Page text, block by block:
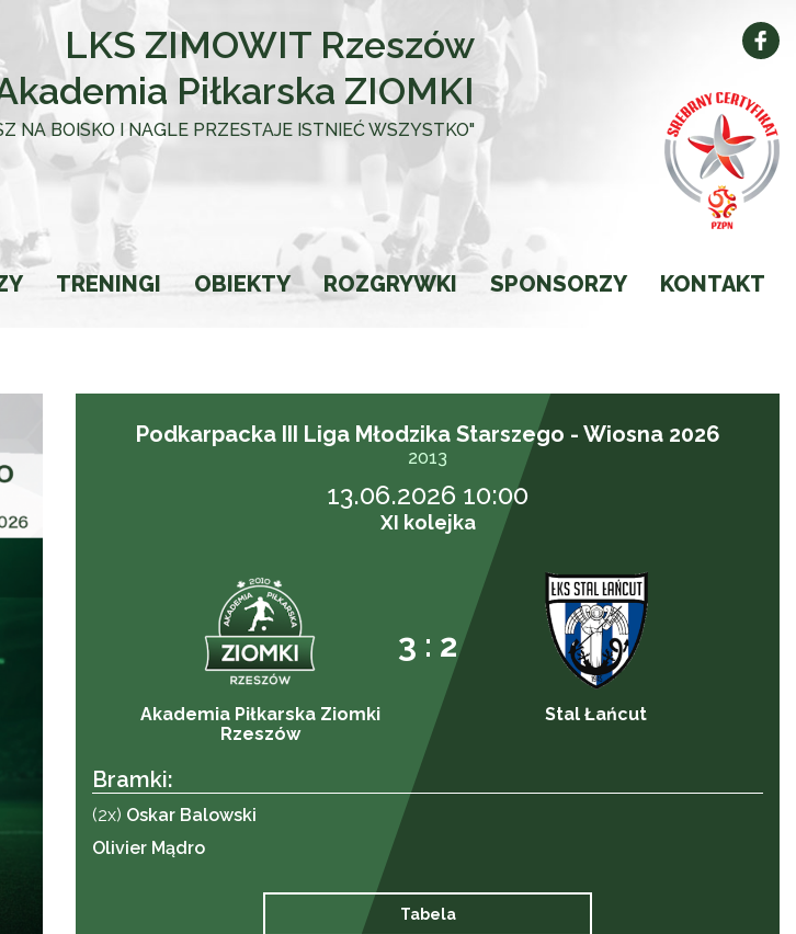
LKS ZIMOWIT Rzeszów
Piłkarska ZIOMKI
NA BOISKO I NAGLE PRZESTAJE ISTNIEĆ WSZYSTKO"
TRENINGI OBIEKTY ROZGRYWKI
Wyniki
Ligi
SPONSORZY KONTAKT
Podkarpacka III Liga Młodzika Starszego - Wiosna 2026
2013
13.06.2026 10:00
XI kolejka
3 : 2
Akademia Piłkarska Ziomki
Rzeszów
Stal Łańcut
Bramki:
(2x) Oskar Balowski
Olivier Mądro
Tabela